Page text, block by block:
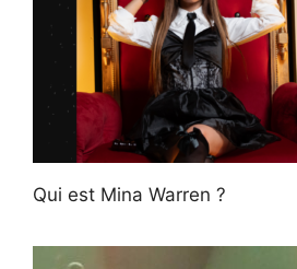
Qui est Mina Warren ?